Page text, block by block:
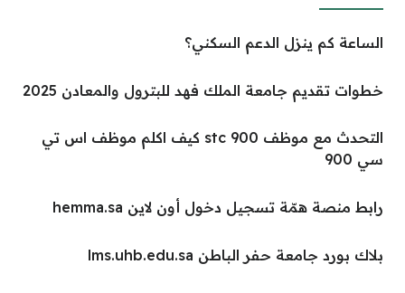
الساعة كم ينزل الدعم السكني؟
خطوات تقديم جامعة الملك فهد للبترول والمعادن 2025
التحدث مع موظف stc 900 كيف اكلم موظف اس تي
سي 900
رابط منصة همّة تسجيل دخول أون لاين hemma.sa
بلاك بورد جامعة حفر الباطن lms.uhb.edu.sa